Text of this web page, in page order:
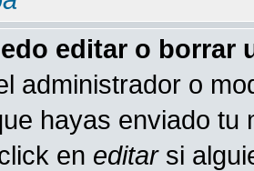
editar o borrar
administrador o
hayas enviado tu
en editarsi